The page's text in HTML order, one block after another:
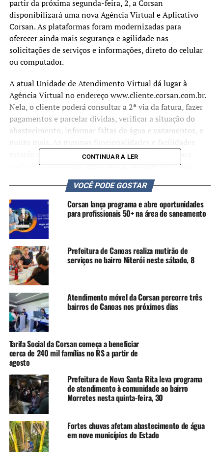
partir da próxima segunda-feira, 2, a Corsan
disponibilizará uma nova Agência Virtual e Aplicativo
Corsan. As plataformas foram modernizadas para
oferecer ainda mais segurança e agilidade nas
solicitações de serviços e informações, direto do celular
ou computador.
A atual Unidade de Atendimento Virtual dá lugar à
Agência Virtual no endereço www.cliente.corsan.com.br.
Nela, o cliente poderá consultar a 2ª via da fatura, fazer
pagamentos e parcelar dívidas, verificar a situação do
abastecimento, informar faltas de água e vazamentos, e
estarão disponíveis no novo Aplicativo Corsan. Para
usufruir da novidade, basta baixar novamente o App
gratuitamente, tanto para iOS quanto para Android.
Com a mudança dos sistemas, o acesso do cliente
também será alterado, sendo necessário novo cadastro de
login para ambas as ferramentas.
“Nossas novas plataformas
virtuais de atendimento
foram pensadas para
aprimorar a maneira como
nosso cliente se conecta
aos nossos serviços. Estão
mais intuitivas e ainda mais
seguras. É uma evolução
importante que estamos
promovendo nos canais
digitais”, ressalta o diretor
comercial da Corsan, Luiz
Nóbrega.
CONTINUAR A LER
VOCÊ PODE GOSTAR
Corsan lança programa e abre oportunidades
para profissionais 50+ na área de saneamento
Prefeitura de Canoas realiza mutirão de
serviços no bairro Niterói neste sábado, 8
Atendimento móvel da Corsan percorre três
bairros de Canoas nos próximos dias
Tarifa Social da Corsan começa a beneficiar
cerca de 240 mil famílias no RS a partir de
agosto
Prefeitura de Nova Santa Rita leva programa
de atendimento à comunidade ao bairro
Morretes nesta quinta-feira, 30
Fortes chuvas afetam abastecimento de água
em nove municípios do Estado